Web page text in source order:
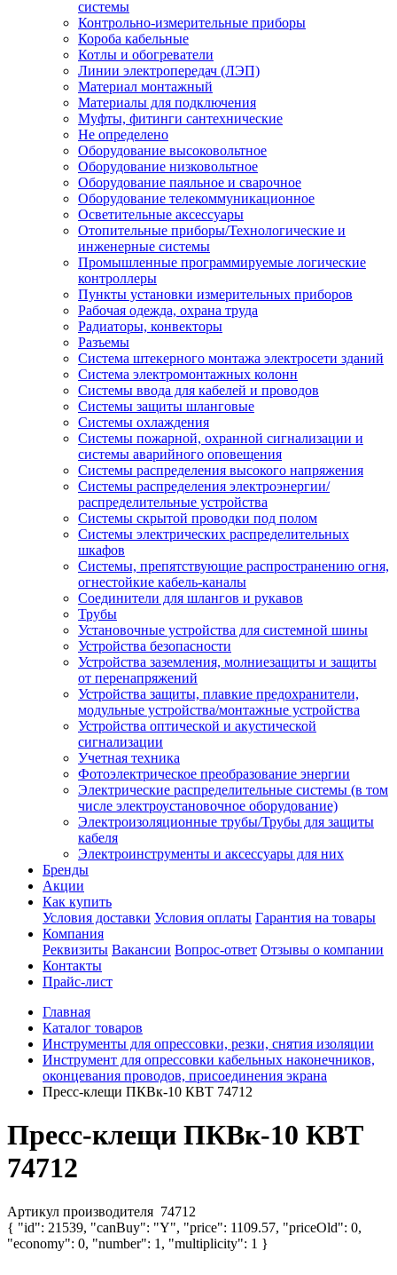
системы
Контрольно-измерительные приборы
Короба кабельные
Котлы и обогреватели
Линии электропередач (ЛЭП)
Материал монтажный
Материалы для подключения
Муфты, фитинги сантехнические
Не определено
Оборудование высоковольтное
Оборудование низковольтное
Оборудование паяльное и сварочное
Оборудование телекоммуникационное
Осветительные аксессуары
Отопительные приборы/Технологические и
инженерные системы
Промышленные программируемые логические
контроллеры
Пункты установки измерительных приборов
Рабочая одежда, охрана труда
Радиаторы, конвекторы
Разъемы
Система штекерного монтажа электросети зданий
Система электромонтажных колонн
Системы ввода для кабелей и проводов
Системы защиты шланговые
Системы охлаждения
Системы пожарной, охранной сигнализации и
системы аварийного оповещения
Системы распределения высокого напряжения
Системы распределения электроэнергии/
распределительные устройства
Системы скрытой проводки под полом
Системы электрических распределительных
шкафов
Системы, препятствующие распространению огня,
огнестойкие кабель-каналы
Соединители для шлангов и рукавов
Трубы
Установочные устройства для системной шины
Устройства безопасности
Устройства заземления, молниезащиты и защиты
от перенапряжений
Устройства защиты, плавкие предохранители,
модульные устройства/монтажные устройства
Устройства оптической и акустической
сигнализации
Учетная техника
Фотоэлектрическое преобразование энергии
Электрические распределительные системы (в том
числе электроустановочное оборудование)
Электроизоляционные трубы/Трубы для защиты
кабеля
Электроинструменты и аксессуары для них
Бренды
Акции
Как купить
Условия доставки Условия оплаты Гарантия на товары
Компания
Реквизиты Вакансии Вопрос-ответ Отзывы о компании
Контакты
Прайс-лист
Главная
Каталог товаров
Инструменты для опрессовки, резки, снятия изоляции
Инструмент для опрессовки кабельных наконечников,
оконцевания проводов, присоединения экрана
Пресс-клещи ПКВк-10 КВТ 74712
Пресс-клещи ПКВк-10 КВТ
74712
Артикул производителя 74712
{ "id": 21539, "canBuy": "Y", "price": 1109.57, "priceOld": 0,
"economy": 0, "number": 1, "multiplicity": 1 }